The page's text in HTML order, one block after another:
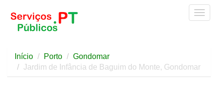
Início Porto
Gondomar
Jardim de Infância de Baguim do Monte, Gondomar